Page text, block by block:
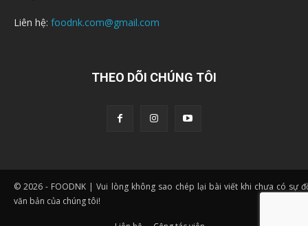
Liên hệ: foodnk.com@gmail.com
THEO DÕI CHÚNG TÔI
© 2026 - FOODNK | Vui lòng không sao chép lại bài viết khi chưa có sự
văn bản của chúng tôi!